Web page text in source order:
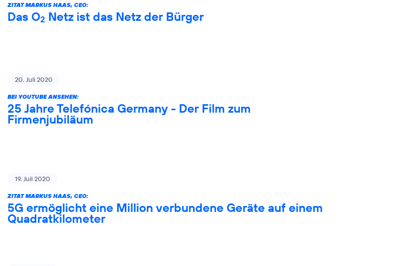
ZITAT MARKUS HAAS, CEO:
Das O2 Netz ist das Netz der Bürger
20. Juli 2020
BEI YOUTUBE ANSEHEN:
25 Jahre Telefónica Germany - Der Film zum
Firmenjubiläum
19. Juli 2020
ZITAT MARKUS HAAS, CEO:
5G ermöglicht eine Million verbundene Geräte auf einem
Quadratkilometer